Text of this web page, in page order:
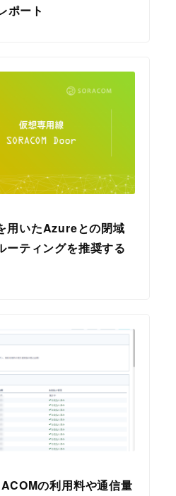
ポート
用いたAzureとの閉域
ーティングを推奨する
の利用料や通信量